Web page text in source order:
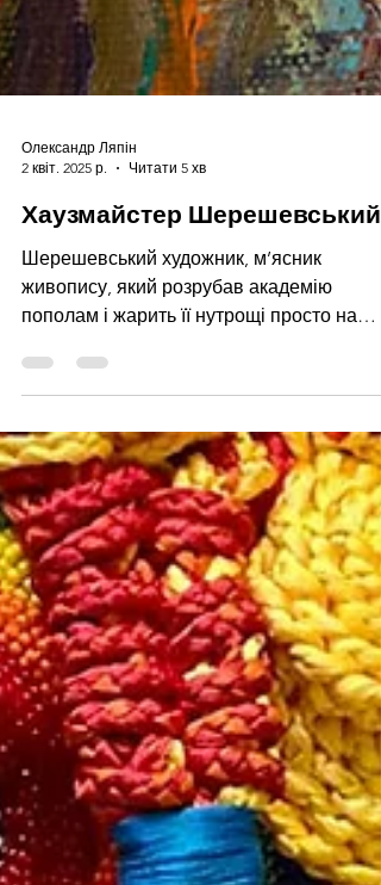
Олександр Ляпін
Хаузмайстер Шерешевський
Шерешевський художник, м’ясник
живопису, який розрубав академію
пополам і жарить її нутрощі просто на
палітрі. Вириває сюжети з м’яса...